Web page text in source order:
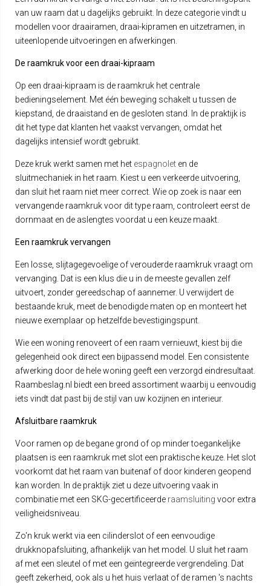
van uw raam dat u dagelijks gebruikt. In deze categorie vindt u
modellen voor draairamen, draai-kipramen en uitzetramen, in
uiteenlopende uitvoeringen en afwerkingen.
De raamkruk voor een draai-kipraam
Op een draai-kipraam is de raamkruk het centrale
bedieningselement. Met één beweging schakelt u tussen de
kiepstand, de draaistand en de gesloten stand. In de praktijk is
dit het type dat klanten het vaakst vervangen, omdat het
dagelijks intensief wordt gebruikt.
Deze kruk werkt samen met het espagnolet en de
sluitmechaniek in het raam. Kiest u een verkeerde uitvoering,
dan sluit het raam niet meer correct. Wie op zoek is naar een
vervangende raamkruk voor dit type raam, controleert eerst de
dornmaat en de aslengtes voordat u een keuze maakt.
Een raamkruk vervangen
Een losse, slijtagegevoelige of verouderde raamkruk vraagt om
vervanging. Dat is een klus die u in de meeste gevallen zelf
uitvoert, zonder gereedschap of aannemer. U verwijdert de
bestaande kruk, meet de benodigde maten op en monteert het
nieuwe exemplaar op hetzelfde bevestigingspunt.
Wie een woning renoveert of een raam vernieuwt, kiest bij die
gelegenheid ook direct een bijpassend model. Een consistente
afwerking door de hele woning geeft een verzorgd eindresultaat.
Raambeslag.nl biedt een breed assortiment waarbij u eenvoudig
iets vindt dat past bij de stijl van uw kozijnen en interieur.
Afsluitbare raamkruk
Voor ramen op de begane grond of op minder toegankelijke
plaatsen is een raamkruk met slot een praktische keuze. Het slot
voorkomt dat het raam van buitenaf of door kinderen geopend
kan worden. In de praktijk ziet u deze uitvoering vaak in
combinatie met een SKG-gecertificeerde raamsluiting voor extra
veiligheidsniveau.
Zo'n kruk werkt via een cilinderslot of een eenvoudige
drukknopafsluiting, afhankelijk van het model. U sluit het raam
af met een sleutel of met een geïntegreerde vergrendeling. Dat
geeft zekerheid, ook als u het huis verlaat of de ramen 's nachts